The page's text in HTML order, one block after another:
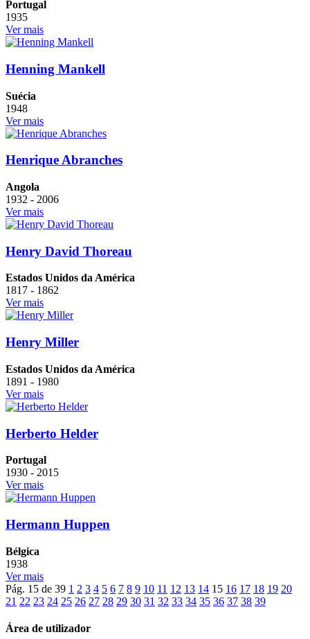
Portugal
1935
Ver mais
Henning Mankell
Suécia
1948
Ver mais
Henrique Abranches
Angola
1932 - 2006
Ver mais
Henry David Thoreau
Estados Unidos da América
1817 - 1862
Ver mais
Henry Miller
Estados Unidos da América
1891 - 1980
Ver mais
Herberto Helder
Portugal
1930 - 2015
Ver mais
Hermann Huppen
Bélgica
1938
Ver mais
Pág. 15 de 39 1 2 3 4 5 6 7 8 9 10 11 12 13 14 15 16 17 18 19 20
21 22 23 24 25 26 27 28 29 30 31 32 33 34 35 36 37 38 39
Área de utilizador